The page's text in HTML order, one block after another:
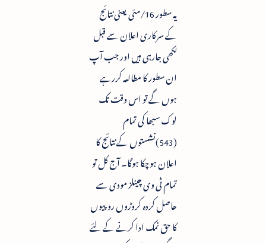
یہ سطور 16/مئی یعنی نتائج
کے سرکاری اعلان سے قبل
لکھی جارہی ہیں اور جب آپ
ان سطور کا مطالعہ کررہے
ہوں گے تو اس وقت تک
لوک سبھا کی تمام
(543)نشستوں کے نتائج کا
اعلان ہوچکا ہوگا۔ آج کل تو
تمام ٹی وی چینلز مودی سے
حاصل کردہ کروڑوں روپیوں
کا حق نمک ادا کرنے کے لئے